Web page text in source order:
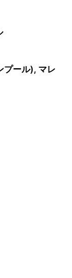
プール), マレ